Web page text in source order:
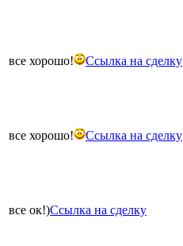
все хорошо! Ссылка на сделку
все хорошо! Ссылка на сделку
все ок!)Ссылка на сделку